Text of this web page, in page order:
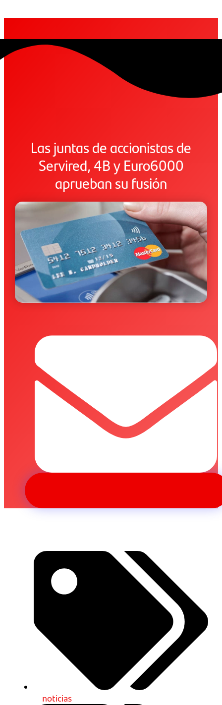
Las juntas de accionistas de
Servired, 4B y Euro6000
aprueban su fusión
noticias